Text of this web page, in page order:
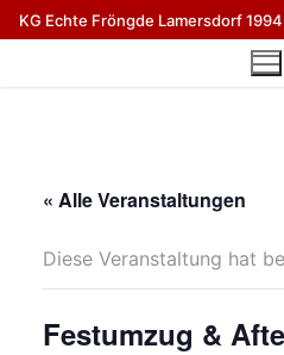
Zum
Inhalt
KG Echte Fröngde Lamersdorf 1994
« Alle Veranstaltungen
Diese Veranstaltung hat
Festumzug &